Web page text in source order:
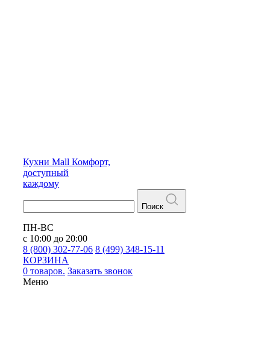
Кухни Mall Комфорт,
доступный
каждому
Поиск
ПН-ВС
с 10:00 до 20:00
8 (800) 302-77-06 8 (499) 348-15-11
КОРЗИНА
0 товаров. Заказать звонок
Меню